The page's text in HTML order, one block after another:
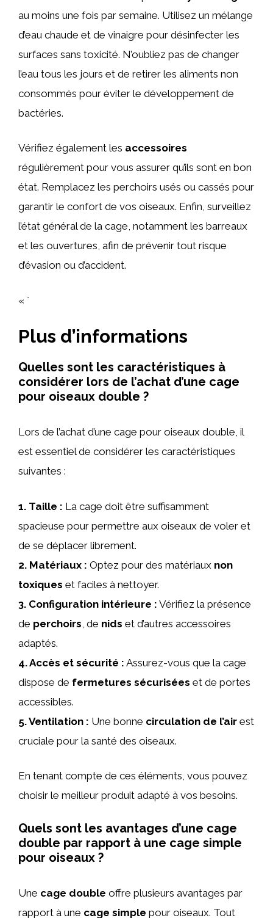
au moins une fois par semaine. Utilisez un mélange
d’eau chaude et de vinaigre pour désinfecter les
surfaces sans toxicité. N’oubliez pas de changer
l’eau tous les jours et de retirer les aliments non
consommés pour éviter le développement de
bactéries.
Vérifiez également les accessoires
régulièrement pour vous assurer qu’ils sont en bon
état. Remplacez les perchoirs usés ou cassés pour
garantir le confort de vos oiseaux. Enfin, surveillez
l’état général de la cage, notamment les barreaux
et les ouvertures, afin de prévenir tout risque
d’évasion ou d’accident.
« `
Plus d’informations
Quelles sont les caractéristiques à
considérer lors de l’achat d’une cage
pour oiseaux double ?
Lors de l’achat d’une cage pour oiseaux double, il
est essentiel de considérer les caractéristiques
suivantes :
1. Taille : La cage doit être suffisamment
spacieuse pour permettre aux oiseaux de voler et
de se déplacer librement.
2. Matériaux : Optez pour des matériaux non
toxiques et faciles à nettoyer.
3. Configuration intérieure : Vérifiez la présence
de perchoirs , de nids et d’autres accessoires
adaptés.
4.Accès et sécurité : Assurez-vous que la cage
dispose de fermetures sécurisées et de portes
accessibles.
5.Ventilation : Une bonne circulation de l’air est
cruciale pour la santé des oiseaux.
En tenant compte de ces éléments, vous pouvez
choisir le meilleur produit adapté à vos besoins.
Quels sont les avantages d’une cage
double par rapport à une cage simple
pour oiseaux ?
Une cage double offre plusieurs avantages par
rapport à une cage simple pour oiseaux. Tout